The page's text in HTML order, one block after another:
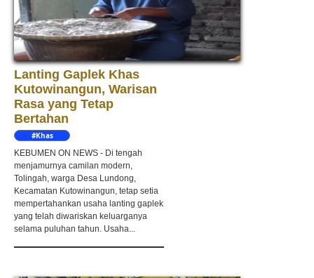
Lanting Gaplek Khas
Kutowinangun, Warisan
Rasa yang Tetap
Bertahan
#Khas
KEBUMEN ON NEWS - Di tengah
menjamurnya camilan modern,
Tolingah, warga Desa Lundong,
Kecamatan Kutowinangun, tetap setia
mempertahankan usaha lanting gaplek
yang telah diwariskan keluarganya
selama puluhan tahun. Usaha...